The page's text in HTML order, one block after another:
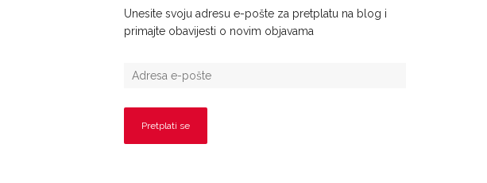
Unesite svoju adresu e-pošte za pretplatu na blog i
primajte obavijesti o novim objavama